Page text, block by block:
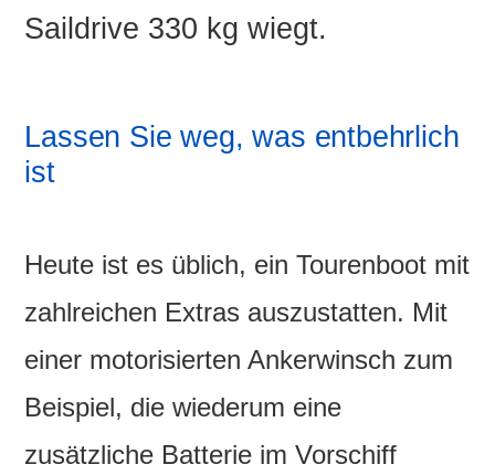
Saildrive 330 kg wiegt.
Lassen Sie weg, was entbehrlich
ist
Heute ist es üblich, ein Tourenboot mit
zahlreichen Extras auszustatten. Mit
einer motorisierten Ankerwinsch zum
Beispiel, die wiederum eine
zusätzliche Batterie im Vorschiff